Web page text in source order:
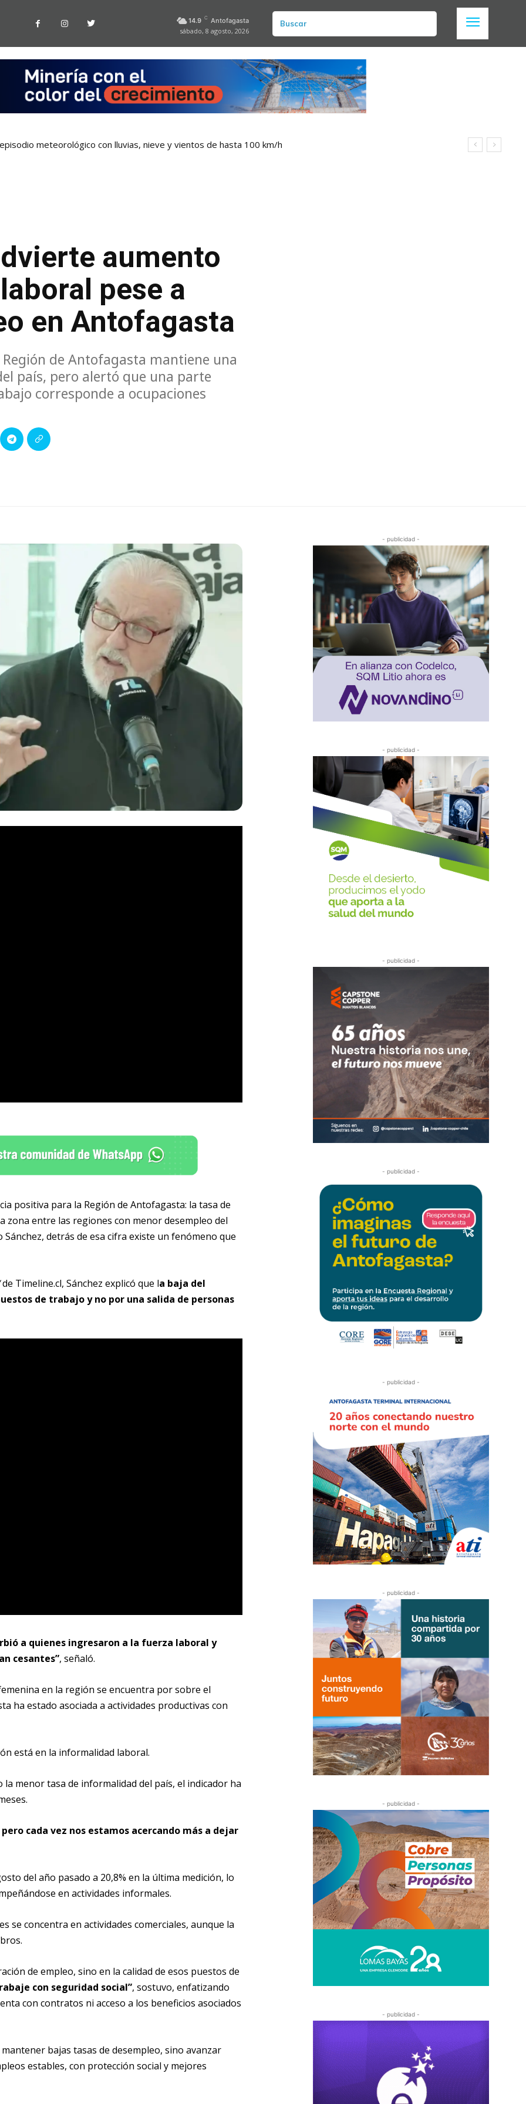
14.9 C Antofagasta
sábado, 8 agosto, 2026
Buscar
meteorológico con lluvias, nieve y vientos de hasta 100 km/h
aumento
pese a
en Antofagasta
de Antofagasta mantiene una
país, pero alertó que una parte
corresponde a ocupaciones
positiva para la Región de Antofagasta: la tasa de
zona entre las regiones con menor desempleo del
detrás de esa cifra existe un fenómeno que
de Timeline.cl, Sánchez explicó que la baja del
de trabajo y no por una salida de personas
a quienes ingresaron a la fuerza laboral y
cesantes”, señaló.
en la región se encuentra por sobre el
ha estado asociada a actividades productivas con
está en la informalidad laboral.
menor tasa de informalidad del país, el indicador ha
cada vez nos estamos acercando más a dejar
del año pasado a 20,8% en la última medición, lo
en actividades informales.
se concentra en actividades comerciales, aunque la
de empleo, sino en la calidad de esos puestos de
con seguridad social”, sostuvo, enfatizando
con contratos ni acceso a los beneficios asociados
bajas tasas de desempleo, sino avanzar
estables, con protección social y mejores
- publicidad -
- publicidad -
- publicidad -
- publicidad -
- publicidad -
- publicidad -
- publicidad -
- publicidad -